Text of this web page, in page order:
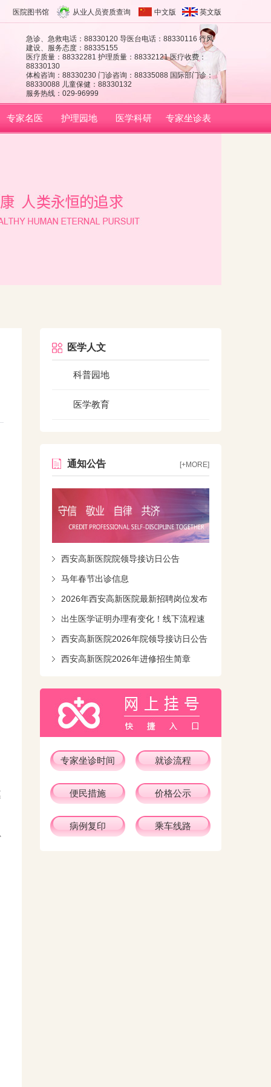
医院图书馆 从业人员资质查询 中文版 英文版
急诊、急救电话：88330120 导医台电话：88330116 行风
建设、服务态度：88335155
医疗质量：88332281 护理质量：88332121 医疗收费：
88330130
体检咨询：88330230 门诊咨询：88335088 国际部门诊：
88330088 儿童保健：88330132
服务热线：029-96999
专家名医 护理园地 医学科研 专家坐诊表
医学人文
科普园地
医学教育
通知公告 [+MORE]
西安高新医院院领导接访日公告
马年春节出诊信息
2026年西安高新医院最新招聘岗位发布
出生医学证明办理有变化！线下流程速
知！
西安高新医院2026年院领导接访日公告
西安高新医院2026年进修招生简章
专家坐诊时间 就诊流程
便民措施 价格公示
病例复印 乘车线路